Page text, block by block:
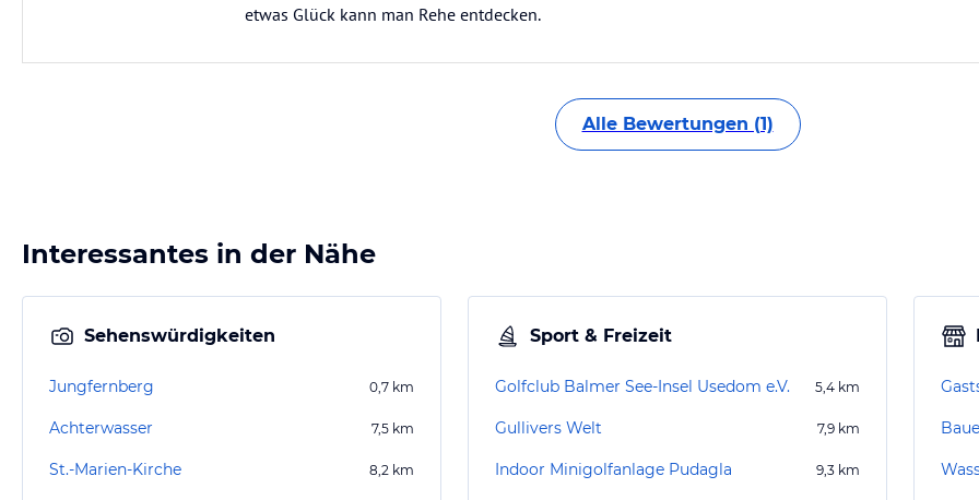
etwas Glück kann man Rehe entdecken.
Alle Bewertungen (1)
Interessantes in der Nähe
Sehenswürdigkeiten
Jungfernberg 0,7 km
Achterwasser 7,5 km
St.-Marien-Kirche 8,2 km
Sport & Freizeit
Golfclub Balmer See-Insel Usedom e.V. 5,4 km
Gullivers Welt 7,9 km
Indoor Minigolfanlage Pudagla 9,3 km